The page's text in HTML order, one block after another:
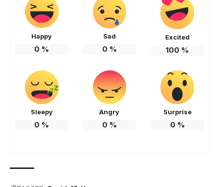
Happy
0 %
Sad
0 %
Excited
100 %
Sleepy
0 %
Angry
0 %
Surprise
0 %